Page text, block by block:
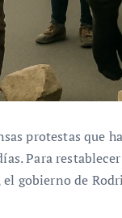
protestas que
Para
gobierno de